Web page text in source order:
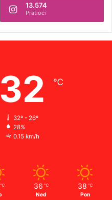
13.574
Pratioci
32 ℃
32º - 26º
28%
0.15 km/h
℃ 36 ℃
Ned
38 ℃
Pon